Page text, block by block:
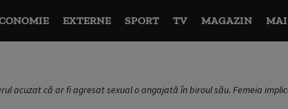
EXTERNE SPORT TV MAGAZIN MAI
acuzat că ar fi agresat sexual o angajată în biroul său. Femeia